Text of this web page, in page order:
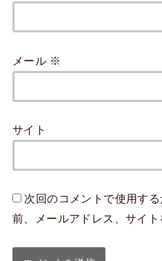
メール ※
サイト
次回のコメントで使用す
前、メールアドレス、サイト